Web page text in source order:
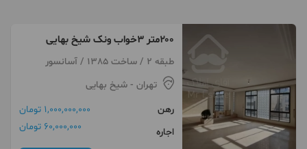
۲۰۰متر ۳خواب ونک شیخ بهایی
طبقه 2 / ساخت 1385 / آسانسور
تهران - شیخ بهایی
رهن
1,000,000,000 تومان
اجاره
60,000,000 تومان